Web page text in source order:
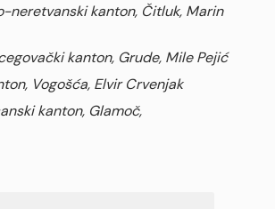
neretvanski kanton, Čitluk, Marin
kanton, Grude, Mile Pejić
Vogošća, Elvir Crvenjak
kanton, Glamoč,